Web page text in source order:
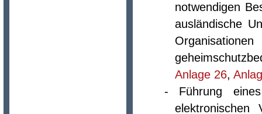
notwendigen
ausländische
Anlage 26,
- Führung eines
elektronischen